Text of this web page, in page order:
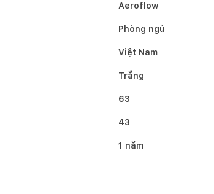
Aeroflow
Phòng ngủ
Việt Nam
Trắng
63
43
1 năm